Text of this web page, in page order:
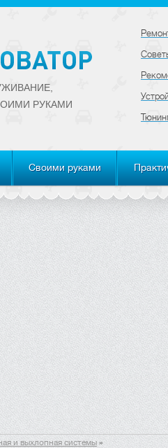
РУКАМИ
Своими руками
и выхлопная системы»